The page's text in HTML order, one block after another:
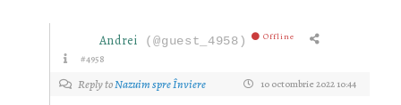
Andrei (@guest_4958) Offline
#4958
Reply toNazuim spre Înviere 10 octombrie 2022 10:44